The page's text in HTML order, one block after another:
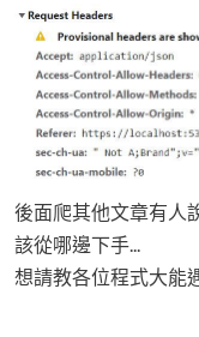
後面爬其他文章有人
該從哪邊下手...
想請教各位程式大能